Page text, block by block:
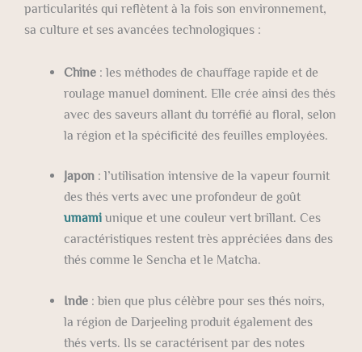
particularités qui reflètent à la fois son environnement,
sa culture et ses avancées technologiques :
Chine : les méthodes de chauffage rapide et de
roulage manuel dominent. Elle crée ainsi des thés
avec des saveurs allant du torréfié au floral, selon
la région et la spécificité des feuilles employées.
Japon : l’utilisation intensive de la vapeur fournit
des thés verts avec une profondeur de goût
umami unique et une couleur vert brillant. Ces
caractéristiques restent très appréciées dans des
thés comme le Sencha et le Matcha.
Inde : bien que plus célèbre pour ses thés noirs,
la région de Darjeeling produit également des
thés verts. Ils se caractérisent par des notes